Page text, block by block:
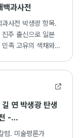
백과사전
사전 박생광 항목.
주 출신으로 일본
족 고유의 색채와
연 박생광 탄생
-
럼. 미술평론가